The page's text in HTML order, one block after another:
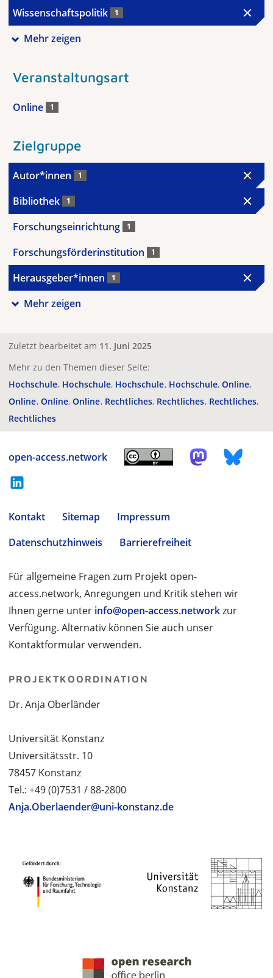
Wissenschaftspolitik 1
Mehr zeigen
Veranstaltungsart
Online 1
Zielgruppe
Autor*innen 1
Bibliothek 1
Forschungseinrichtung 1
Forschungsförderinstitution 1
Herausgeber*innen 1
Mehr zeigen
Zuletzt bearbeitet am 11. Juni 2025
Mehr zu den Themen dieser Seite:
Hochschule Hochschule Hochschule Hochschule Online
Online Online Online Rechtliches Rechtliches Rechtliches
Rechtliches
open-access.network
Kontakt Sitemap
Impressum
Datenschutzhinweis
Barrierefreiheit
Für allgemeine Fragen zum Projekt open-
access.network, Anregungen und Kritik stehen wir
Ihnen gerne unter info@open-access.networkzur
Verfügung. Alternativ können Sie auch unser
Kontaktformular verwenden.
PROJEKTKOORDINATION
Dr. Anja Oberländer
Universität Konstanz
Universitätsstr. 10
78457 Konstanz
Tel.: +49 (0)7531 / 88-2800
Anja.Oberlaender@uni-konstanz.de